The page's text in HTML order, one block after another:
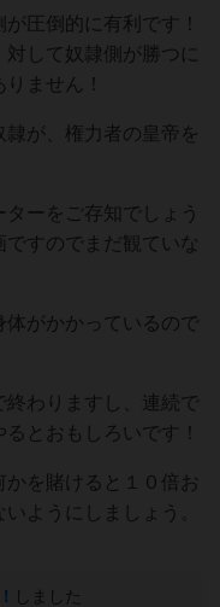
圧倒的に有利です！
して奴隷側が勝つに
ません！
が、権力者の皇帝を
ーをご存知でしょう
すのでまだ観ていな
がかかっているので
わりますし、連続で
とおもしろいです！
を賭けると１０倍お
ようにしましょう。
しました